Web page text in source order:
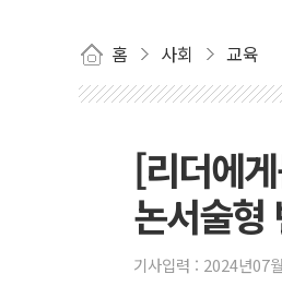
홈 사회 교육
[리더에
논서술
기사입력 : 2024년07